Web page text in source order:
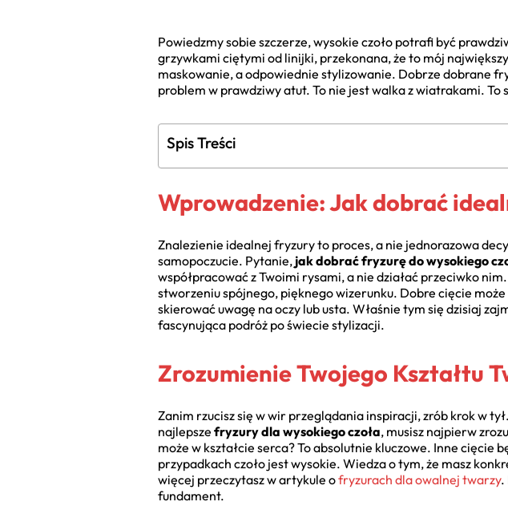
Powiedzmy sobie szczerze, wysokie czoło potrafi być
grzywkami ciętymi od linijki, przekonana, że to mój
maskowanie, a odpowiednie stylizowanie. Dobrze dobrane
problem w prawdziwy atut. To nie jest walka z wiatrakami. To
Spis Treści
Wprowadzenie: Jak dobrać
Znalezienie idealnej fryzury to proces, a nie jednorazowa
samopoczucie. Pytanie, jak dobrać fryzurę do wysokiego
współpracować z Twoimi rysami, a nie działać przeciwko
stworzeniu spójnego, pięknego wizerunku. Dobre cięcie
skierować uwagę na oczy lub usta. Właśnie tym się dzisiaj
fascynująca podróż po świecie stylizacji.
Zrozumienie Twojego Kształtu
Zanim rzucisz się w wir przeglądania inspiracji, zrób krok w
najlepsze fryzury dla wysokiego czoła, musisz najpierw
może w kształcie serca? To absolutnie kluczowe. Inne cięcie
przypadkach czoło jest wysokie. Wiedza o tym, że masz
więcej przeczytasz w artykule ofryzurach dla owalnej twarzy.
fundament.